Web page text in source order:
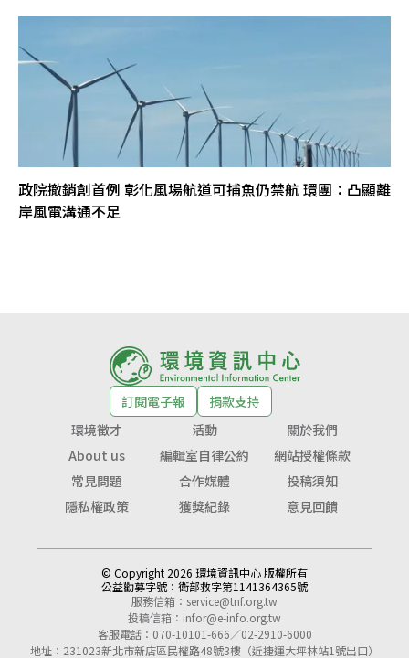
政院撤銷創首例 彰化風場航道可捕魚仍禁航 環團：凸顯離
岸風電溝通不足
訂閱電子報
捐款支持
環境徵才
活動
關於我們
About us
編輯室自律公約
網站授權條款
常見問題
合作媒體
投稿須知
隱私權政策
獲獎紀錄 意見回饋
© Copyright 2026 環境資訊中心 版權所有
公益勸募字號： 衛部救字第1141364365號
服務信箱： service@tnf.org.tw
投稿信箱： infor@e-info.org.tw
客服電話：070-10101-666／02-2910-6000
地址：231023新北市新店區民權路48號3樓（近捷運大坪林站1號出口）